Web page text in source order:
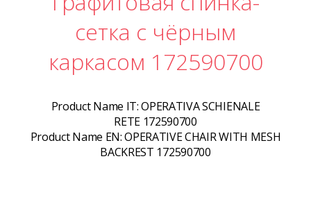
сетка с чёрным
каркасом 172590700
Product Name IT:OPERATIVA SCHIENALE
RETE 172590700
Product Name EN:OPERATIVE CHAIR WITH MESH
BACKREST 172590700